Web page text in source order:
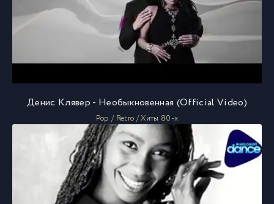
Денис Клявер - Необыкновенная (Official Video)
Pop / Retro / Хиты 80-х